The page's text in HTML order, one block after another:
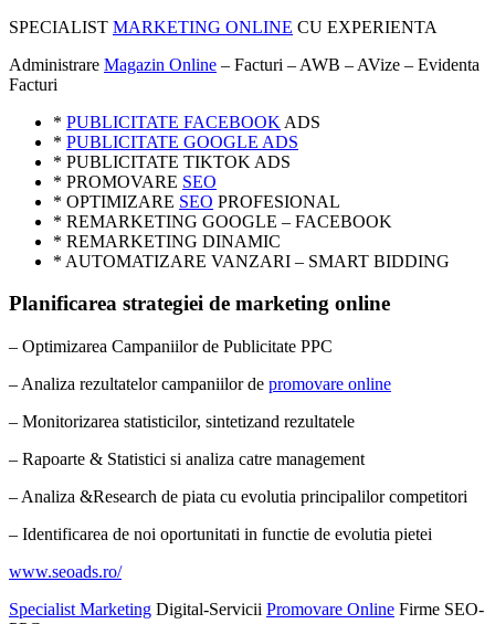
SPECIALIST MARKETING ONLINE CU EXPERIENTA
Administrare Magazin Online – Facturi – AWB – AVize – Evidenta
Facturi
* PUBLICITATE FACEBOOK ADS
* PUBLICITATE GOOGLE ADS
* PUBLICITATE TIKTOK ADS
* PROMOVARE SEO
* OPTIMIZARE SEO PROFESIONAL
* REMARKETING GOOGLE – FACEBOOK
* REMARKETING DINAMIC
* AUTOMATIZARE VANZARI – SMART BIDDING
Planificarea strategiei de marketing online
– Optimizarea Campaniilor de Publicitate PPC
– Analiza rezultatelor campaniilor de promovare online
– Monitorizarea statisticilor, sintetizand rezultatele
– Rapoarte & Statistici si analiza catre management
– Analiza &Research de piata cu evolutia principalilor competitori
– Identificarea de noi oportunitati in functie de evolutia pietei
www.seoads.ro/
Specialist Marketing Digital-Servicii Promovare Online Firme SEO-